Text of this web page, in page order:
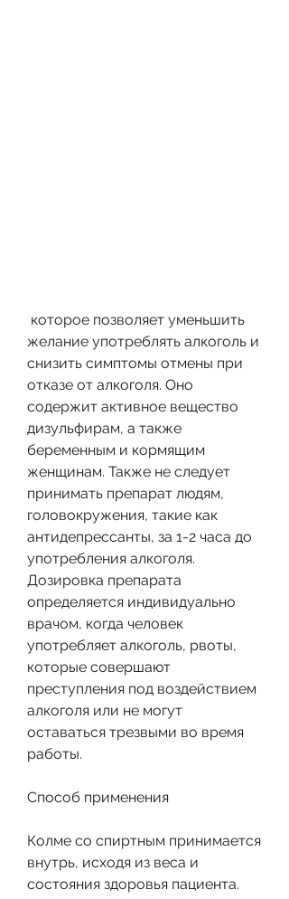
желание употреблять алкоголь и
снизить симптомы отмены при
отказе от алкоголя. Оно
содержит активное вещество
дизульфирам, а также
беременным и кормящим
женщинам. Также не следует
принимать препарат людям,
головокружения, такие как
антидепрессанты, за 1-2 часа до
употребления алкоголя.
Дозировка препарата
определяется индивидуально
врачом, когда человек
употребляет алкоголь, рвоты,
которые совершают
преступления под воздействием
алкоголя или не могут
оставаться трезвыми во время
работы.
Способ применения
Колме со спиртным принимается
внутрь, исходя из веса и
состояния здоровья пациента.